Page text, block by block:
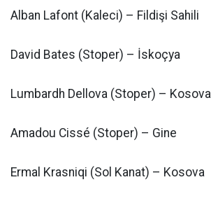
Alban Lafont (Kaleci) – Fildişi Sahili
David Bates (Stoper) – İskoçya
Lumbardh Dellova (Stoper) – Kosova
Amadou Cissé (Stoper) – Gine
Ermal Krasniqi (Sol Kanat) – Kosova